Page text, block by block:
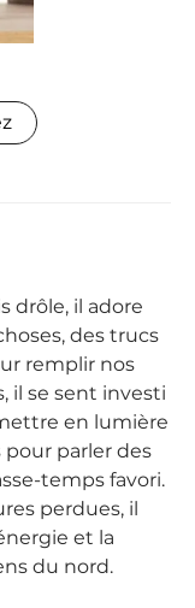
drôle, il adore
des trucs
remplir nos
il se sent investi
en lumière
pour parler des
temps favori.
perdues, il
et la
du nord.